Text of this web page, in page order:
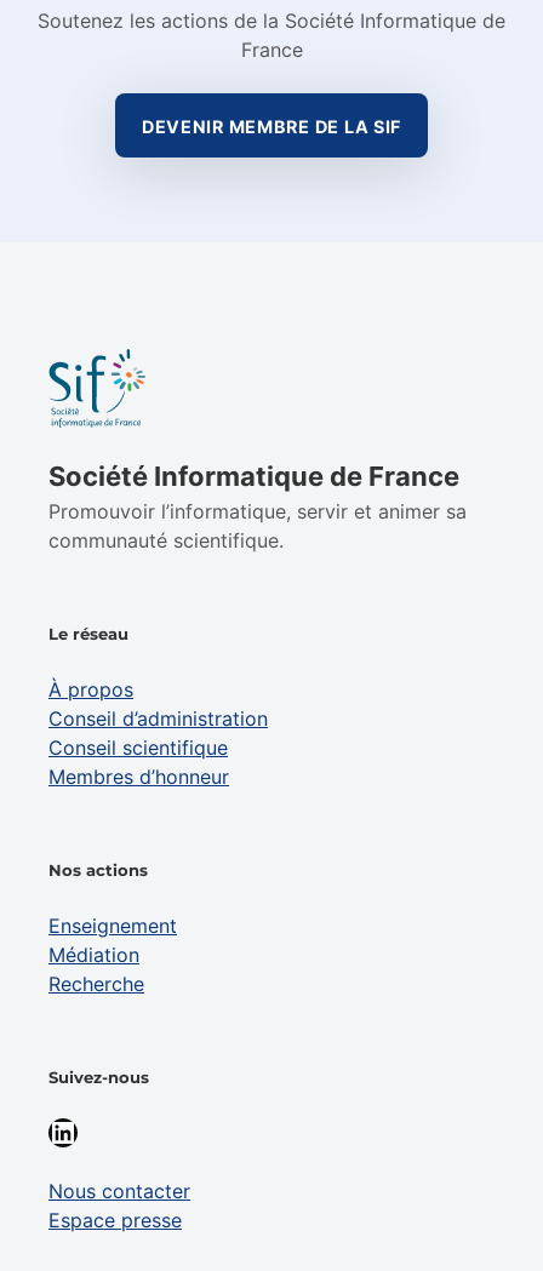
Soutenez les actions de la Société Informatique de
France
DEVENIR MEMBRE DE LA SIF
Société Informatique de France
Promouvoir l’informatique, servir et animer sa
communauté scientifique.
Le réseau
À propos
Conseil d’administration
Conseil scientifique
Membres d’honneur
Nos actions
Enseignement
Médiation
Recherche
Suivez-nous
LinkedIn
Nous contacter
Espace presse